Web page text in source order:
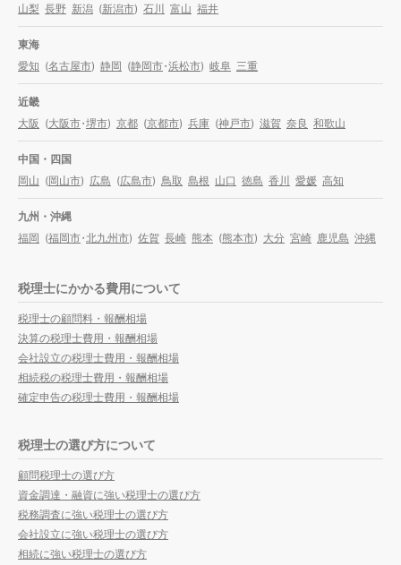
山梨 長野 新潟 (新潟市) 石川 富山 福井
東海
愛知 (名古屋市) 静岡 (静岡市・浜松市) 岐阜 三重
近畿
大阪 (大阪市・堺市) 京都 (京都市) 兵庫 (神戸市) 滋賀 奈良 和歌山
中国・四国
岡山 (岡山市) 広島 (広島市) 鳥取 島根 山口 徳島 香川 愛媛 高知
九州・沖縄
福岡 (福岡市・北九州市) 佐賀 長崎 熊本 (熊本市) 大分 宮崎 鹿児島 沖縄
税理士にかかる費用について
税理士の顧問料・報酬相場
決算の税理士費用・報酬相場
会社設立の税理士費用・報酬相場
相続税の税理士費用・報酬相場
確定申告の税理士費用・報酬相場
税理士の選び方について
顧問税理士の選び方
資金調達・融資に強い税理士の選び方
税務調査に強い税理士の選び方
会社設立に強い税理士の選び方
相続に強い税理士の選び方